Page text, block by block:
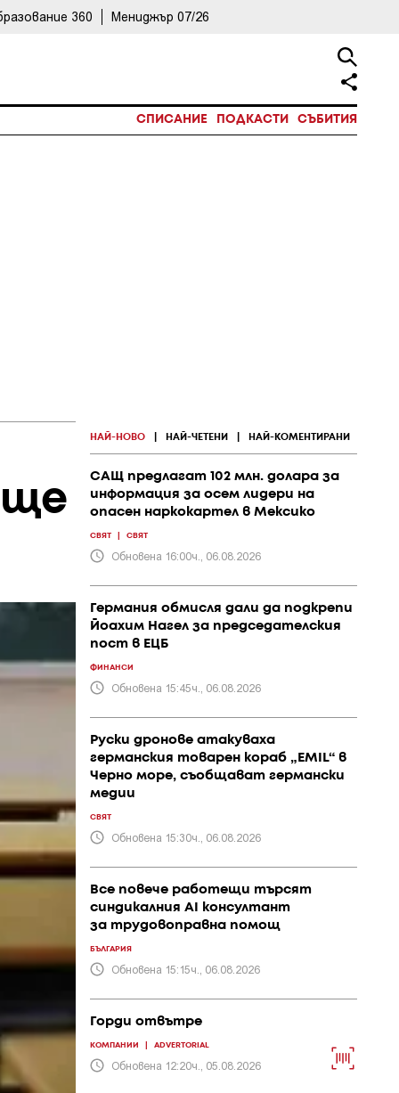
360 Мениджър 07/26
СПИСАНИЕ ПОДКАСТИ СЪБИТИЯ
НАЙ-НОВО НАЙ-ЧЕТЕНИ НАЙ-КОМЕНТИРАНИ
САЩ предлагат 102 млн. долара за
информация за осем лидери на
опасен наркокартел в Мексико
СВЯТ СВЯТ
Обновена 16:00ч., 06.08.2026
Германия обмисля дали да подкрепи
Йоахим Нагел за председателския
пост в ЕЦБ
ФИНАНСИ
Обновена 15:45ч., 06.08.2026
Руски дронове атакуваха
германския товарен кораб „EMIL“ в
Черно море, съобщават германски
медии
СВЯТ
Обновена 15:30ч., 06.08.2026
Все повече работещи търсят
синдикалния AI консултант
за трудовоправна помощ
БЪЛГАРИЯ
Обновена 15:15ч., 06.08.2026
Горди отвътре
КОМПАНИИ ADVERTORIAL
Обновена 12:20ч., 05.08.2026